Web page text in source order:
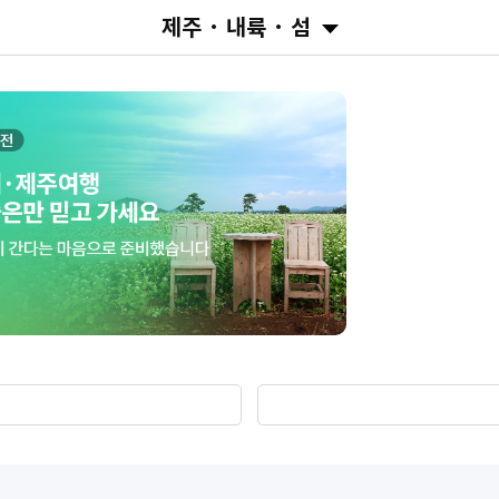
제주 · 내륙 · 섬